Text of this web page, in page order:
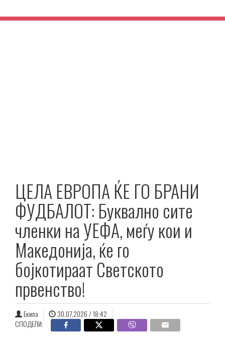
ЦЕЛА ЕВРОПА ЌЕ ГО БРАНИ
ФУДБАЛОТ: Буквално сите
членки на УЕФА, меѓу кои и
Македонија, ќе го
бојкотираат Светското
првенство!
Екипа
30.07.2026 / 18:42
СПОДЕЛИ: